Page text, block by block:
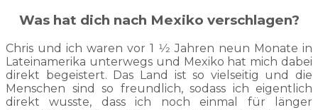
Was hat dich nach Mexiko verschlagen?
Chris und ich waren vor 1 1⁄2 Jahren neun Monate in
Lateinamerika unterwegs und Mexiko hat mich dabei
direkt begeistert. Das Land ist so vielseitig und die
Menschen sind so freundlich, sodass ich eigentlich
direkt wusste, dass ich noch einmal für länger